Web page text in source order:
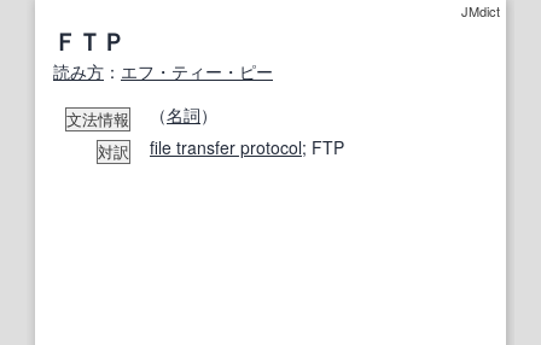
JMdict
ＦＴＰ
読み方 ： エフ・ティー・ピー
文法情報 （名詞）
対訳 file transfer protocol; FTP